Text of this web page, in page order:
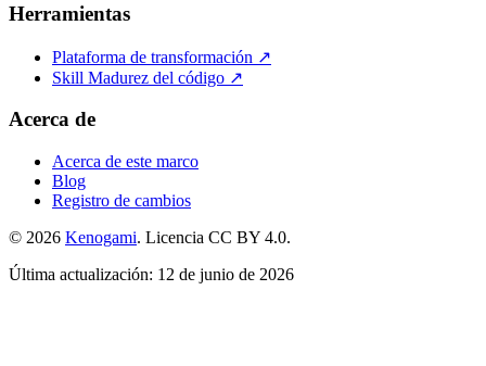
Herramientas
Plataforma de transformación ↗
Skill Madurez del código ↗
Acerca de
Acerca de este marco
Blog
Registro de cambios
© 2026 Kenogami. Licencia CC BY 4.0.
Última actualización: 12 de junio de 2026